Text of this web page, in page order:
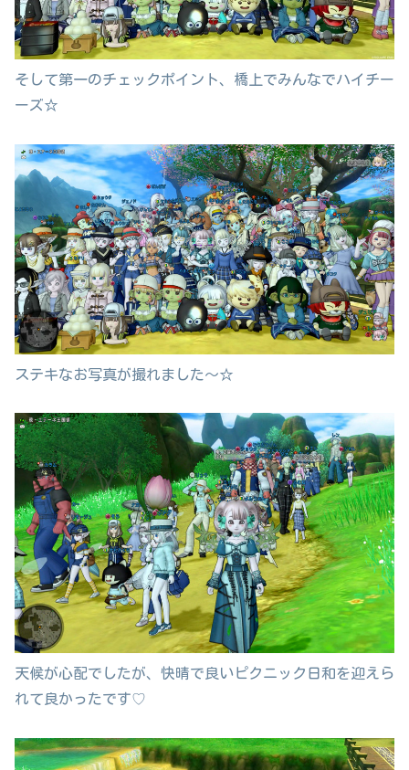
そして第一のチェックポイント、橋上でみんなでハイチー
ーズ☆
ステキなお写真が撮れました～☆
天候が心配でしたが、快晴で良いピクニック日和を迎えら
れて良かったです♡